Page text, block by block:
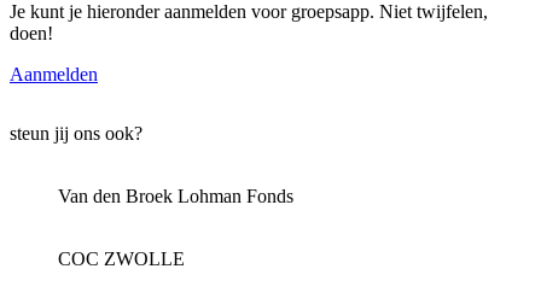
Je kunt je hieronder aanmelden voor groepsapp. Niet twijfelen,
doen!
Aanmelden
steun jij ons ook?
Van den Broek Lohman Fonds
COC ZWOLLE